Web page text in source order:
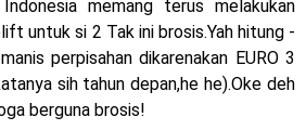
memang terus melakukan
untuk si 2 Tak ini brosis.Yah hitung -
perpisahan dikarenakan EURO 3
sih tahun depan,he he).Oke deh
berguna brosis!